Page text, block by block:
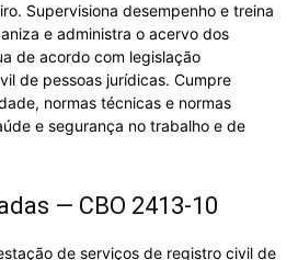
Supervisiona desempenho e treina
e administra o acervo dos
de acordo com legislação
de pessoas jurídicas. Cumpre
normas técnicas e normas
e segurança no trabalho e de
— CBO 2413-10
de serviços de registro civil de